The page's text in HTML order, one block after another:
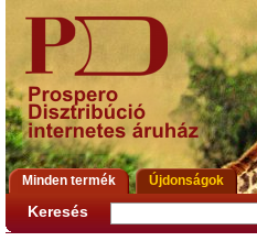
Minden termék Újdonságok
Keresés